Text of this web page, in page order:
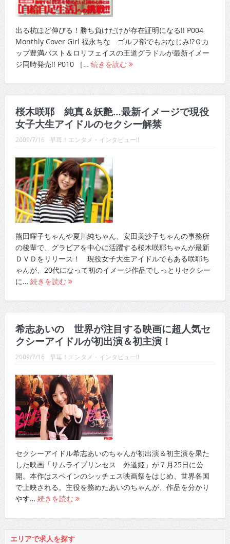
出る杭ほど伸びる！勝ち負けだけが存在証明になる!! P004
Monthly Cover Girl 福永ちな ゴルフ部でもおなじみ!?Ｇカ
ップ豊満バスト＆ロリフェイスの王道グラドルが最新イメー
ジ同時発売!! P010 ［… 続きを読む
桜木咲耶 純真＆妖艶…最新イメージで現役
女子大生アイドルのセクシー解禁
2009/7/16 早耳！エンタメ・インタビュー!!
熊田曜子ちゃんや夏川純ちゃん、安田美沙子ちゃんの事務所
の後輩で、グラビアを中心に活躍する桜木咲耶ちゃんが最新
ＤＶＤをリリース！ 現役女子大生アイドルでもある咲耶ち
ゃんが、20代になって初のイメージ作品でしっとりセクシー
に… 続きを読む
希志あいの 世界が注目する映画に超人気セ
クシーアイドルが初出演＆初主演！
2009/7/16 早耳！エンタメ・インタビュー!!
セクシーアイドル希志あいのちゃんが初出演＆初主演を果た
した映画「サムライプリンセス 外道姫」が７月25日に公
開。本作はスペインのシッチェス映画祭をはじめ、世界各国
で上映される。主役を務めたあいのちゃんが、作品を分かり
やす… 続きを読む
エリアで求人を探す